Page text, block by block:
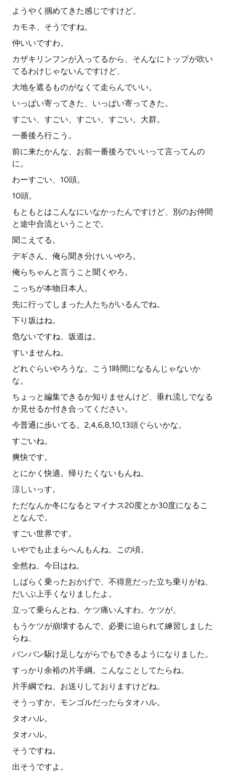
ようやく掴めてきた感じですけど。
カモネ、そうですね。
仲いいですわ。
カザキリンフンが入ってるから、そんなにトップが吹い
てるわけじゃないんですけど、
大地を遮るものがなくて走らんでいい。
いっぱい寄ってきた、いっぱい寄ってきた。
すごい、すごい、すごい、すごい。大群。
一番後ろ行こう。
前に来たかんな、お前一番後ろでいいって言ってんの
に。
わーすごい、10頭。
10頭。
もともとはこんなにいなかったんですけど、別のお仲間
と途中合流ということで。
聞こえてる。
デギさん、俺ら聞き分けいいやろ。
俺らちゃんと言うこと聞くやろ。
こっちが本物日本人。
先に行ってしまった人たちがいるんでね。
下り坂はね。
危ないですね、坂道は。
すいませんね。
どれぐらいやろうな。こう1時間になるんじゃないか
な。
ちょっと編集できるか知りませんけど、垂れ流しでなる
か見せるか付き合ってください。
今普通に歩いてる。2,4,6,8,10,13頭ぐらいかな。
すごいね。
爽快です。
とにかく快適。帰りたくないもんね。
涼しいっす。
ただなんか冬になるとマイナス20度とか30度になるこ
となんで。
すごい世界です。
いやでも止まらへんもんね、この頃。
全然ね、今日はね。
しばらく乗ったおかげで、不得意だった立ち乗りがね、
だいぶ上手くなりましたよ。
立って乗らんとね、ケツ痛いんすわ。ケツが。
もうケツが崩壊するんで、必要に迫られて練習しました
らね、
バンバン駆け足しながらでもできるようになりました。
すっかり余裕の片手綱。こんなことしてたらね。
片手綱でね、お送りしておりますけどね。
そうっすか。モンゴルだったらタオハル。
タオハル。
タオハル。
そうですね。
出そうですよ。